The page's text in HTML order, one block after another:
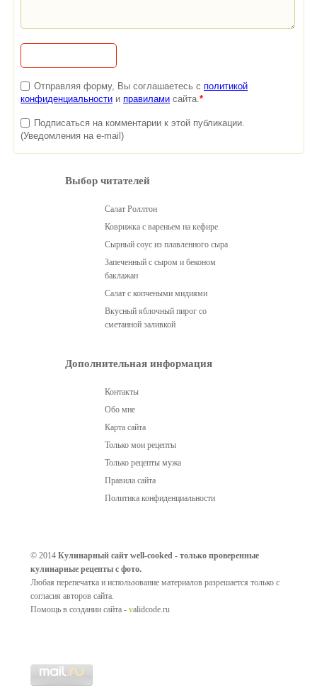
Отправляя форму, Вы соглашаетесь с политикой
конфиденциальности и правилами сайта. *
Подписаться на комментарии к этой публикации.
(Уведомления на e-mail)
Выбор читателей
Салат Роллтон
Коврижка с вареньем на кефире
Сырный соус из плавленного сыра
Запеченный с сыром и беконом
баклажан
Салат с копчеными мидиями
Вкусный яблочный пирог со
сметанной заливкой
Дополнительная информация
Контакты
Обо мне
Карта сайта
Только мои рецепты
Только рецепты мужа
Правила сайта
Политика конфиденциальности
© 2014 Кулинарный сайт well-cooked - только проверенные
кулинарные рецепты с фото.
Любая перепечатка и использование материалов разрешается только с
согласия авторов сайта.
Помощь в создании сайта - validcode.ru